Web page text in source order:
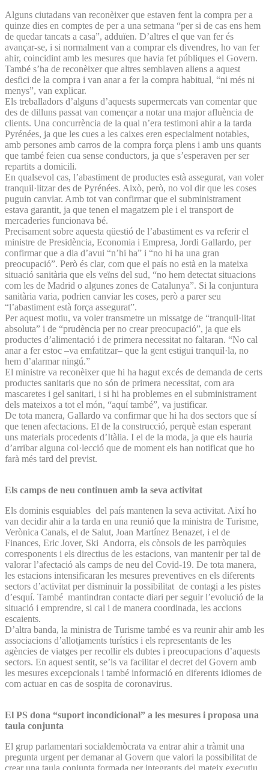
Alguns ciutadans van reconèixer que estaven fent la compra per a
quinze dies en comptes de per a una setmana “per si de cas ens hem
de quedar tancats a casa”, adduïen. D’altres el que van fer és
avançar-se, i si normalment van a comprar els divendres, ho van fer
ahir, coincidint amb les mesures que havia fet públiques el Govern.
També s’ha de reconèixer que altres semblaven aliens a aquest
desfici de la compra i van anar a fer la compra habitual, “ni més ni
menys”, van explicar.
Els treballadors d’alguns d’aquests supermercats van comentar que
des de dilluns passat van començar a notar una major afluència de
clients. Una concurrència de la qual n’era testimoni ahir a la tarda
Pyrénées, ja que les cues a les caixes eren especialment notables,
amb persones amb carros de la compra força plens i amb uns quants
que també feien cua sense conductors, ja que s’esperaven per ser
repartits a domicili.
En qualsevol cas, l’abastiment de productes està assegurat, van voler
tranquil·litzar des de Pyrénées. Això, però, no vol dir que les coses
puguin canviar. Amb tot van confirmar que el subministrament
estava garantit, ja que tenen el magatzem ple i el transport de
mercaderies funcionava bé.
Precisament sobre aquesta qüestió de l’abastiment es va referir el
ministre de Presidència, Economia i Empresa, Jordi Gallardo, per
confirmar que a dia d’avui “n’hi ha” i “no hi ha una gran
preocupació”. Però és clar, com que el país no està en la mateixa
situació sanitària que els veïns del sud, “no hem detectat situacions
com les de Madrid o algunes zones de Catalunya”. Si la conjuntura
sanitària varia, podrien canviar les coses, però a parer seu
“l’abastiment està força assegurat”.
Per aquest motiu, va voler transmetre un missatge de “tranquil·litat
absoluta” i de “prudència per no crear preocupació”, ja que els
productes d’alimentació i de primera necessitat no faltaran. “No cal
anar a fer estoc –va emfatitzar– que la gent estigui tranquil·la, no
hem d’alarmar ningú.”
El ministre va reconèixer que hi ha hagut excés de demanda de certs
productes sanitaris que no són de primera necessitat, com ara
mascaretes i gel sanitari, i si hi ha problemes en el subministrament
dels mateixos a tot el món, “aquí també”, va justificar.
De tota manera, Gallardo va confirmar que hi ha dos sectors que sí
que tenen afectacions. El de la construcció, perquè estan esperant
uns materials procedents d’Itàlia. I el de la moda, ja que els hauria
d’arribar alguna col·lecció que de moment els han notificat que ho
farà més tard del previst.
Els camps de neu continuen amb la seva activitat
Els dominis esquiables del país mantenen la seva activitat. Així ho
van decidir ahir a la tarda en una reunió que la ministra de Turisme,
Verònica Canals, el de Salut, Joan Martínez Benazet, i el de
Finances, Eric Jover, Ski Andorra, els cònsols de les parròquies
corresponents i els directius de les estacions, van mantenir per tal de
valorar l’afectació als camps de neu del Covid-19. De tota manera,
les estacions intensificaran les mesures preventives en els diferents
sectors d’activitat per disminuir la possibilitat de contagi a les pistes
d’esquí. També mantindran contacte diari per seguir l’evolució de la
situació i emprendre, si cal i de manera coordinada, les accions
escaients.
D’altra banda, la ministra de Turisme també es va reunir ahir amb les
associacions d’allotjaments turístics i els representants de les
agències de viatges per recollir els dubtes i preocupacions d’aquests
sectors. En aquest sentit, se’ls va facilitar el decret del Govern amb
les mesures excepcionals i també informació en diferents idiomes de
com actuar en cas de sospita de coronavirus.
El PS dona “suport incondicional” a les mesures i proposa una
taula conjunta
El grup parlamentari socialdemòcrata va entrar ahir a tràmit una
pregunta urgent per demanar al Govern que valori la possibilitat de
crear una taula conjunta formada per integrants del mateix executiu,